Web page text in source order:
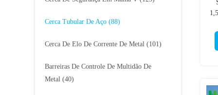
Cerca Tubular De Aço (88)
Cerca De Elo De Corrente De Metal (101)
Barreiras De Controle De Multidão De
Metal (40)